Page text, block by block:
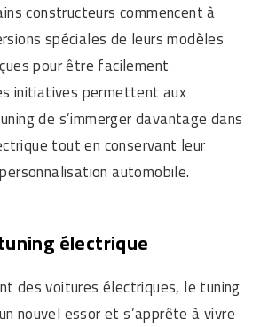
constructeurs commencent à
spéciales de leurs modèles
pour être facilement
initiatives permettent aux
de s’immerger davantage dans
tout en conservant leur
automobile.
électrique
des voitures électriques, le tuning
nouvel essor et s’apprête à vivre